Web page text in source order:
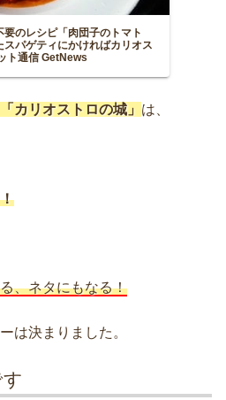
のレシピ「肉団子のトマト
スパゲティにかければカリオス
ト通信 GetNews
「カリオストロの城」 は、
、ネタにもなる！
は決まりました。